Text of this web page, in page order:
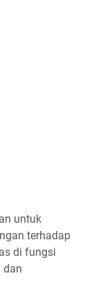
untuk
terhadap
di fungsi
dan